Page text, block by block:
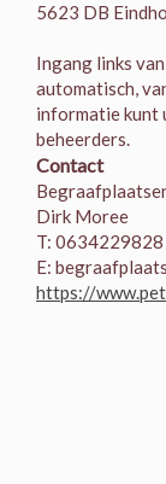
5623 DB
Ingang links
automatisch,
informatie kunt
beheerders.
Contact
Dirk Moree
T: 0634229828
E:
https://